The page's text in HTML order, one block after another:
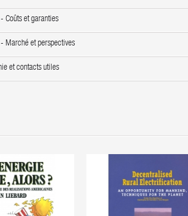
Coûts et garanties
Marché et perspectives
et contacts utiles